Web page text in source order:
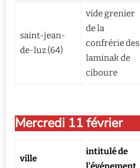
saint-jean-
de-luz (64)
vide grenier
de la
confrérie des
laminak de
ciboure
Mercredi 11 février
ville
intitulé de